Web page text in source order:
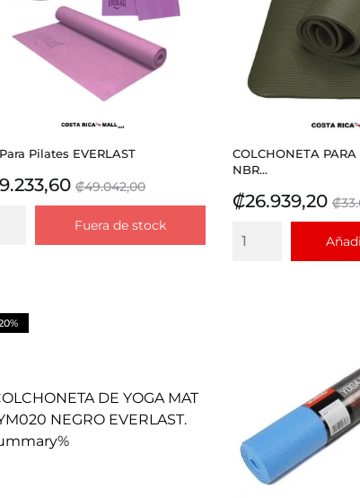
Pilates EVERLAST
Precio
base
₡49.042,00
Fuera de stock
COLCHONETA PARA
NBR...
Precio
₡26.939,20